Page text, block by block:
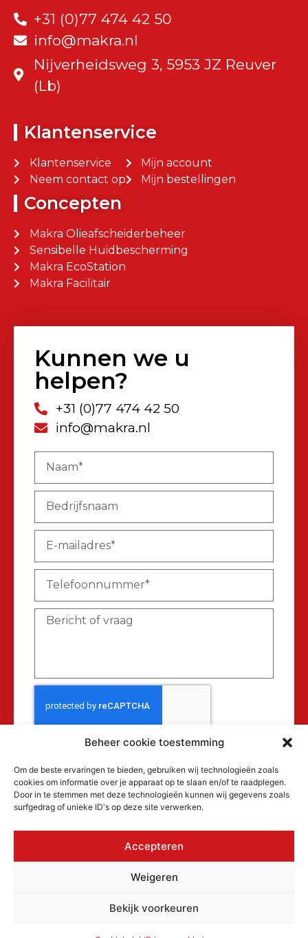
Beheer cookie toestemming
Om de beste ervaringen te bieden, gebruiken wij technologieën zoals
cookies om informatie over je apparaat op te slaan en/of te raadplegen.
Door in te stemmen met deze technologieën kunnen wij gegevens zoals
surfgedrag of unieke ID's op deze site verwerken.
Accepteren
Weigeren
Bekijk voorkeuren
+31 (0)77 474 42 50
info@makra.nl
Nijverheidsweg 3, 5953 JZ Reuver
(Lb)
Klantenservice
Klantenservice
Neem contact op
Mijn account
Mijn bestellingen
Concepten
Makra Olieafscheiderbeheer
Sensibelle Huidbescherming
Makra EcoStation
Makra Facilitair
Kunnen we u
helpen?
+31 (0)77 474 42 50
info@makra.nl
Verzenden
© 2026 MAKRA Benelux, alle rechten
Cookiebeleid
Algemene voorwaarden